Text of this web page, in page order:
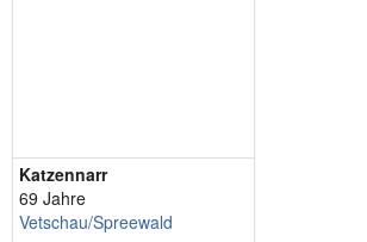
Katzennarr
69 Jahre
Vetschau/Spreewald